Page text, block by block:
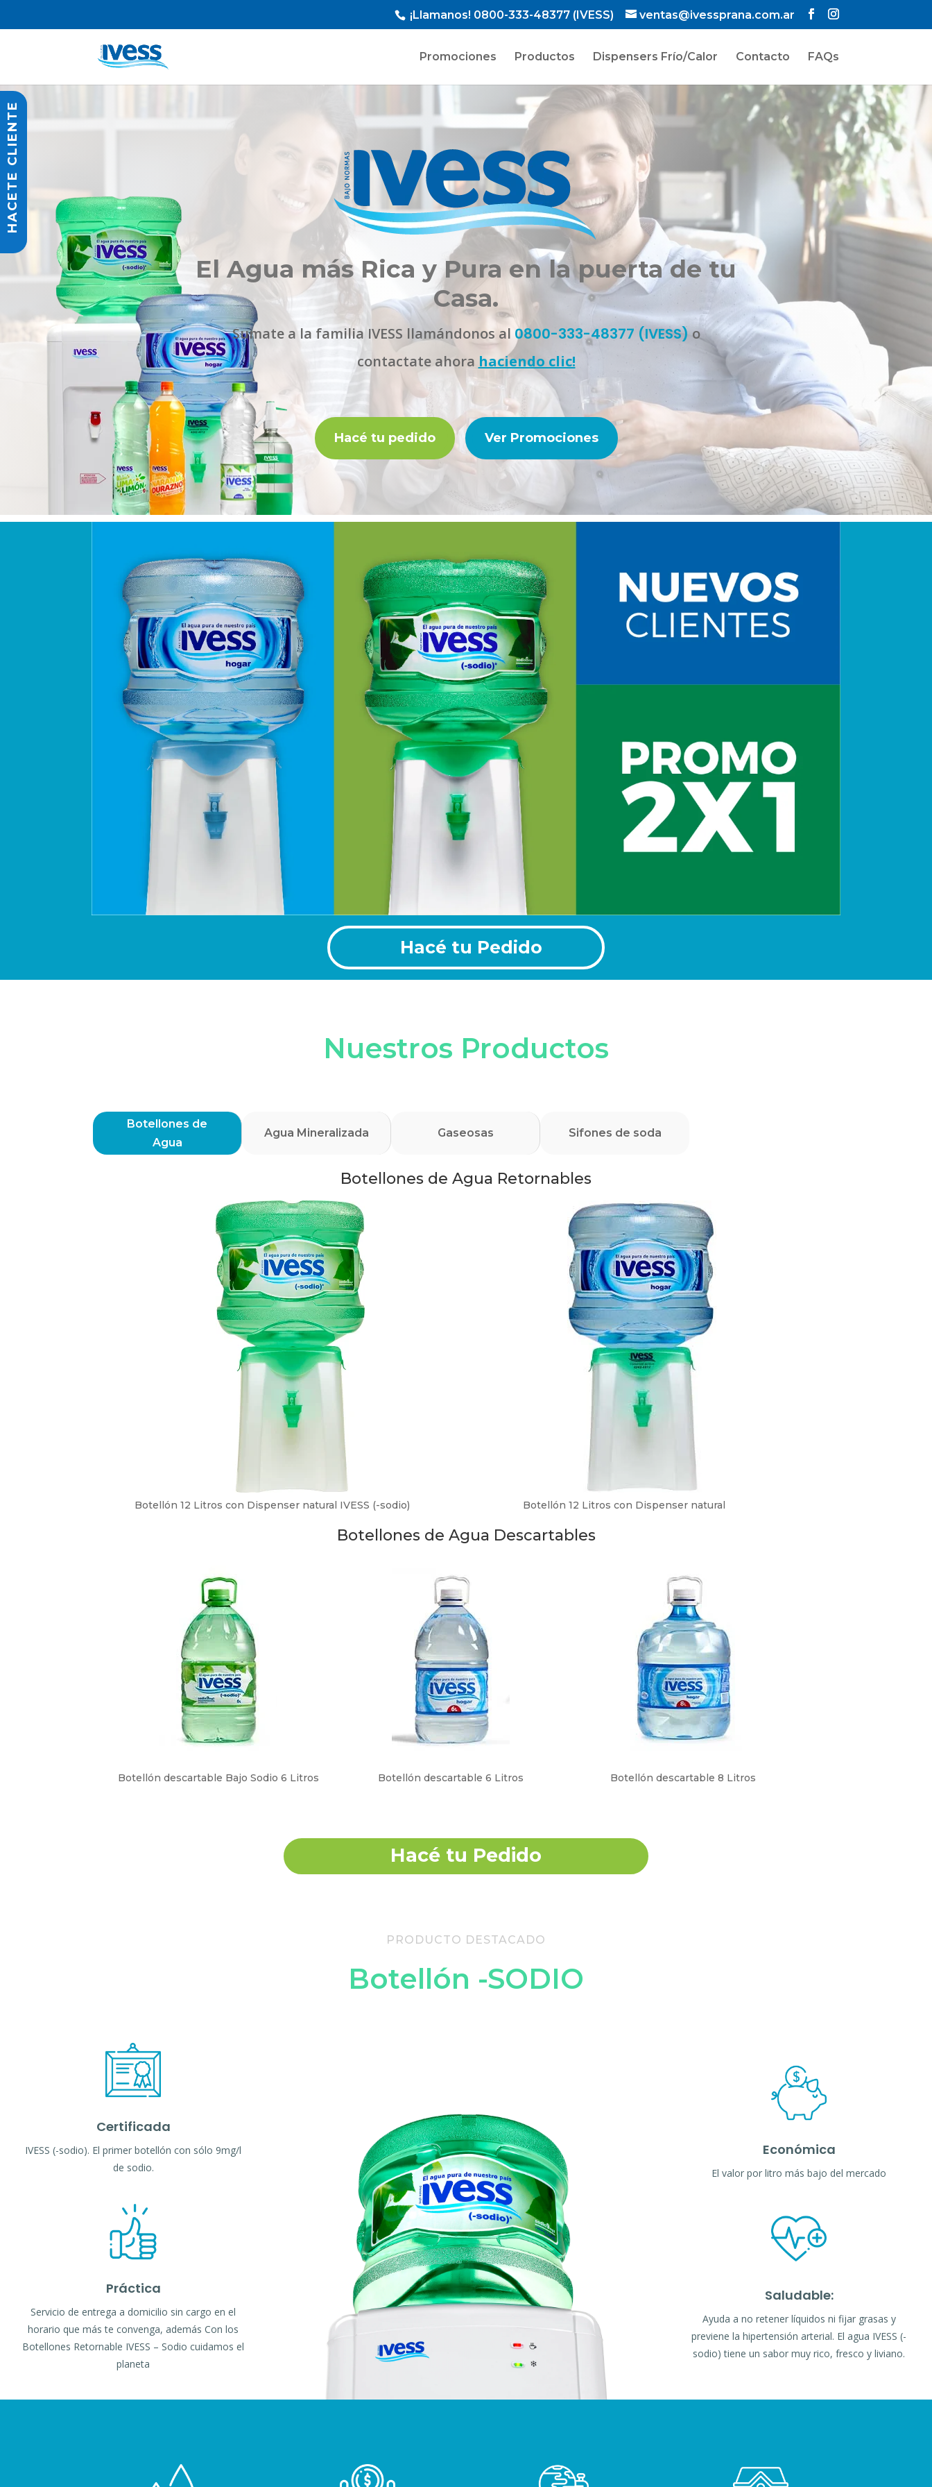
¡Llamanos! 0800-333-48377 (IVESS) ventas@ivessprana.com.ar
Promociones Productos Dispensers Frío/Calor Contacto FAQs
HACETE CLIENTE
El Agua más Rica y Pura en la puerta de tu
Casa.
Sumate a la familia IVESS llamándonos al 0800-333-48377 (IVESS)o
contactate ahora haciendo clic!
Hacé tu pedido Ver Promociones
Hacé tu Pedido
Nuestros Productos
Botellones de
Agua
Agua Mineralizada Gaseosas Sifones de soda
Botellones de Agua Retornables
Botellón 12 Litros con Dispenser natural IVESS (-sodio) Botellón 12 Litros con Dispenser natural
Botellones de Agua Descartables
Botellón descartable Bajo Sodio 6 Litros Botellón descartable 6 Litros Botellón descartable 8 Litros
Hacé tu Pedido
PRODUCTO DESTACADO
Botellón -SODIO
Certificada
IVESS (-sodio). El primer botellón con sólo 9mg/l
de sodio.
Práctica
Servicio de entrega a domicilio sin cargo en el
horario que más te convenga, además Con los
Botellones Retornable IVESS – Sodio cuidamos el
planeta
Económica
El valor por litro más bajo del mercado
Saludable:
Ayuda a no retener líquidos ni fijar grasas y
previene la hipertensión arterial. El agua IVESS (-
sodio) tiene un sabor muy rico, fresco y liviano.